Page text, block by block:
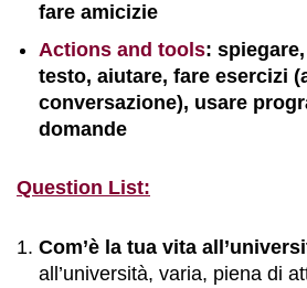
fare amicizie
Actions and tools:
testo, aiutare, fare esercizi
conversazione), usare
domande
Question List:
Com’è la tua vita
all’università, varia, piena di